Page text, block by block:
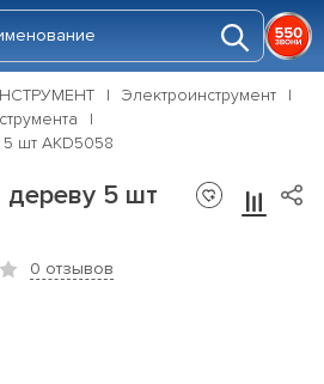
Электроинструмент
шт AKD5058
5 шт
0 отзывов